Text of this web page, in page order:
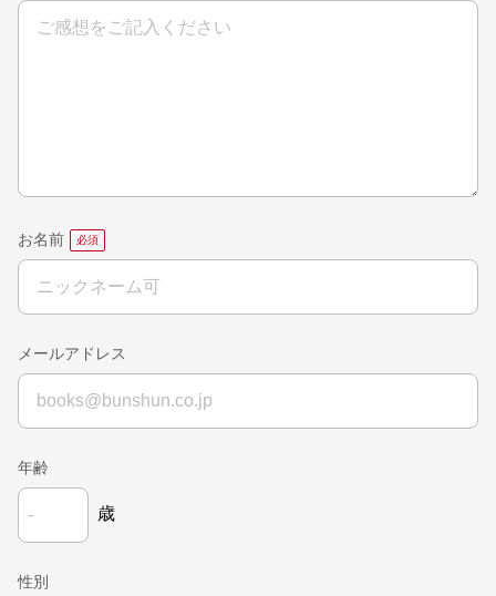
お名前
メールアドレス
年齢
歳
性別